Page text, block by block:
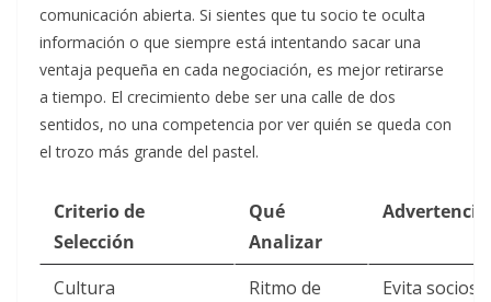
comunicación abierta. Si sientes que tu socio te oculta
información o que siempre está intentando sacar una
ventaja pequeña en cada negociación, es mejor retirarse
a tiempo. El crecimiento debe ser una calle de dos
sentidos, no una competencia por ver quién se queda con
el trozo más grande del pastel.
Criterio de
Selección
Qué
Analizar
Advertencia
Cultura
Ritmo de
Evita socios